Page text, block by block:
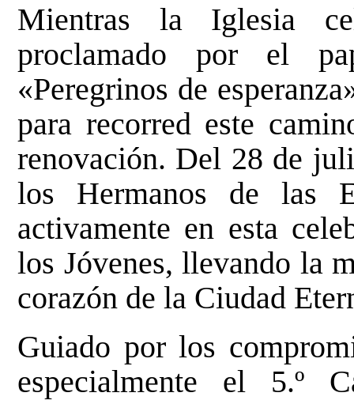
Mientras la Iglesia
proclamado por el
«Peregrinos de
para recorred este
renovación. Del 28 de
los Hermanos de las
activamente en esta
los Jóvenes, llevando la
corazón de la Ciudad
Guiado por los
especialmente el 5.º